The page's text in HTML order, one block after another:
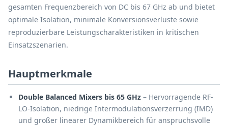
gesamten Frequenzbereich von DC bis 67 GHz ab und bietet
optimale Isolation, minimale Konversionsverluste sowie
reproduzierbare Leistungscharakteristiken in kritischen
Einsatzszenarien.
Hauptmerkmale
Double Balanced Mixers bis 65 GHz – Hervorragende RF-
LO-Isolation, niedrige Intermodulationsverzerrung (IMD)
und großer linearer Dynamikbereich für anspruchsvolle